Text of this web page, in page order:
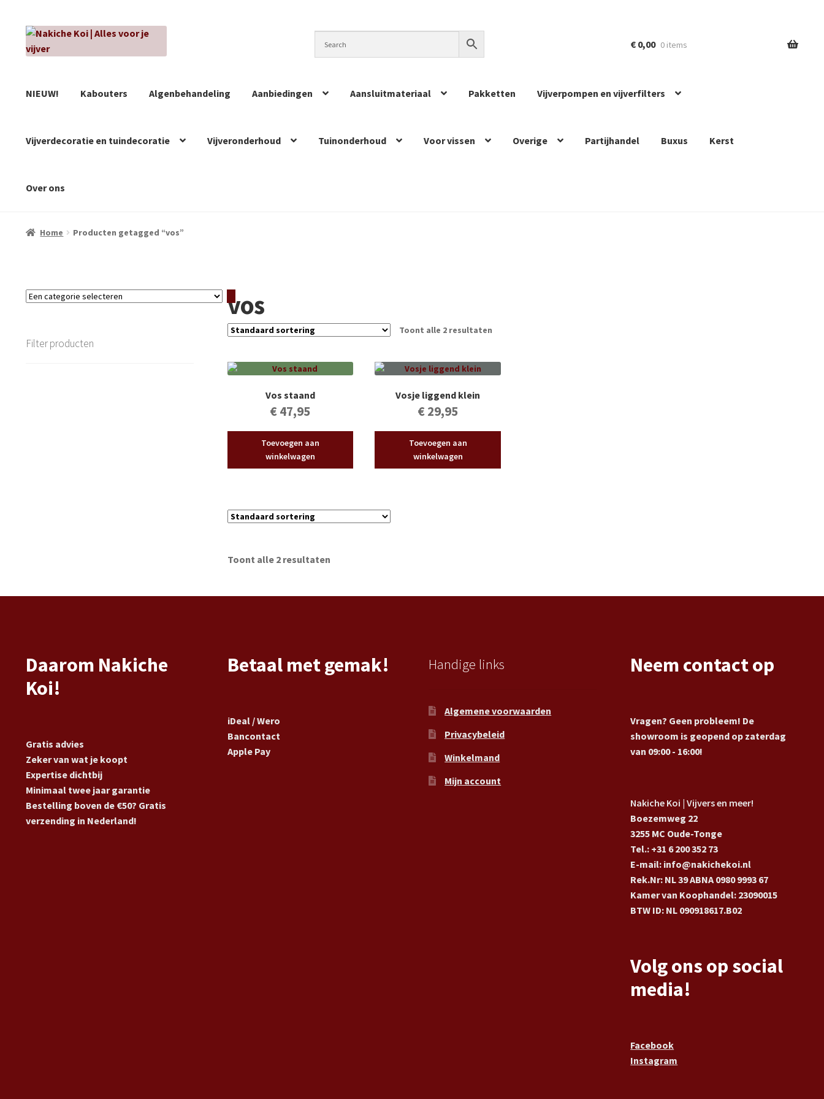
Ga
door
Ga
naar
€ 0,00 0 items
NIEUW! Kabouters Algenbehandeling Aanbiedingen Aansluitmateriaal Pakketten Vijverpompen en vijverfilters
Vijverdecoratie en tuindecoratie Vijveronderhoud Tuinonderhoud Voor vissen Overige Partijhandel Buxus Kerst
Over ons
Home Producten getagged “vos”
Een
Filter producten
vos
Toont alle 2 resultaten
Vos staand
€47,95
Toevoegen aan
winkelwagen
Vosje liggend klein
€29,95
Toevoegen aan
winkelwagen
Toont alle 2 resultaten
Daarom Nakiche
Koi!
Gratis advies
Zeker van wat je koopt
Expertise dichtbij
Minimaal twee jaar garantie
Bestelling boven de €50? Gratis
verzending in Nederland!
Betaal met gemak!
iDeal / Wero
Bancontact
Apple Pay
Handige links
Algemene voorwaarden
Privacybeleid
Winkelmand
Mijn account
Neem contact op
Vragen? Geen probleem! De
showroom is geopend op zaterdag
van 09:00 - 16:00!
Nakiche Koi | Vijvers en meer!
Boezemweg 22
3255 MC Oude-Tonge
Tel.: +31 6 200 352 73
E-mail: info@nakichekoi.nl
Rek.Nr: NL 39 ABNA 0980 9993 67
Kamer van Koophandel: 23090015
BTW ID: NL 090918617.B02
Volg ons op social
media!
Facebook
Instagram